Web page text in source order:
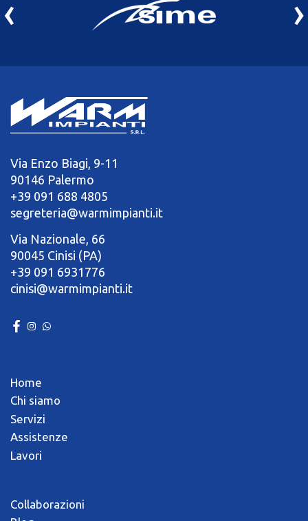
‹ ›
Via Enzo Biagi, 9-11
90146 Palermo
+39 091 688 4805
segreteria@warmimpianti.it
Via Nazionale, 66
90045 Cinisi (PA)
+39 091 6931776
cinisi@warmimpianti.it
Home
Chi siamo
Servizi
Assistenze
Lavori
Collaborazioni